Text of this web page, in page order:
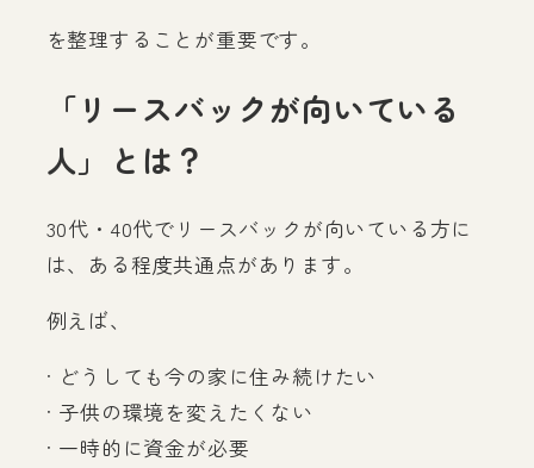
を整理することが重要です。
「リースバックが向いている
人」とは？
30代・40代でリースバックが向いている方に
は、ある程度共通点があります。
例えば、
· どうしても今の家に住み続けたい
· 子供の環境を変えたくない
· 一時的に資金が必要